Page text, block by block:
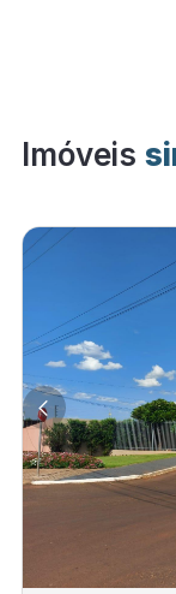
Imóveis